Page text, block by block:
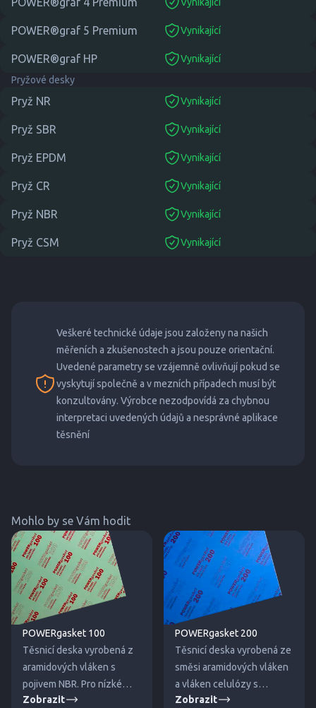
suitable
POWER®graf 5 Premium Vynikající
suitable
POWER®graf HP Vynikající
suitable
Pryžové desky
Pryž NR Vynikající
suitable
Pryž SBR Vynikající
suitable
Pryž EPDM Vynikající
suitable
Pryž CR Vynikající
suitable
Pryž NBR Vynikající
suitable
Pryž CSM Vynikající
suitable
Veškeré technické údaje jsou založeny na našich
měřeních a zkušenostech a jsou pouze orientační.
Uvedené parametry se vzájemně ovlivňují pokud se
vyskytují společně a v mezních případech musí být
konzultovány. Výrobce nezodpovídá za chybnou
interpretaci uvedených údajů a nesprávné aplikace
těsnění
Mohlo by se Vám hodit
POWERgasket 100
Těsnicí deska vyrobená z
aramidových vláken s
pojivem NBR. Pro nízké
tlaky a teploty.
Zobrazit
POWERgasket 200
Těsnicí deska vyrobená ze
směsi aramidových vláken
a vláken celulózy s
pojivem NBR. Pro střední
Zobrazit